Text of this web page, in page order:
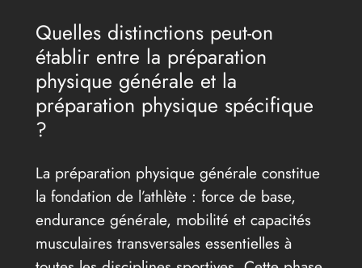
Quelles distinctions peut-on
établir entre la préparation
physique générale et la
préparation physique spécifique
?
La préparation physique générale constitue
la fondation de l’athlète : force de base,
endurance générale, mobilité et capacités
musculaires transversales essentielles à